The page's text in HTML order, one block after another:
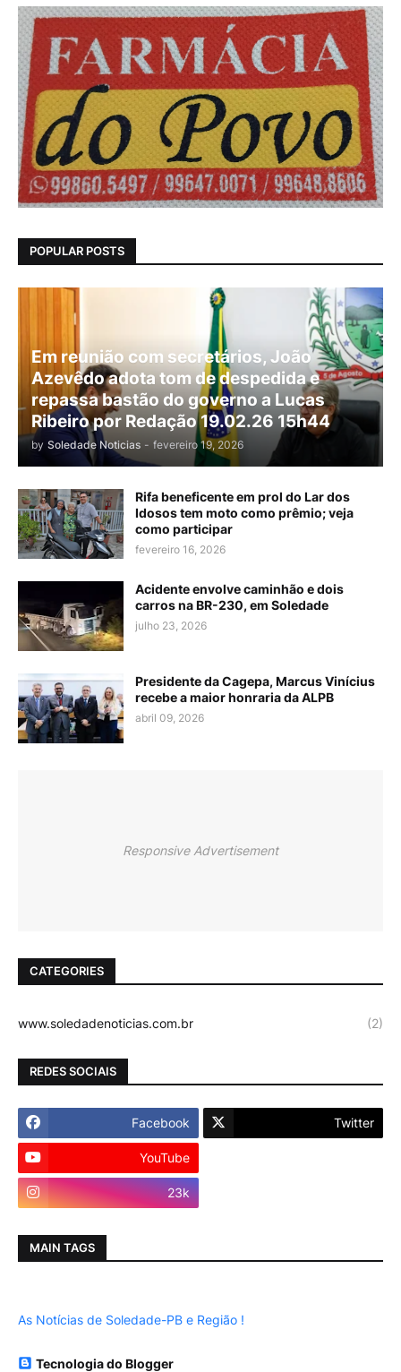
POPULAR POSTS
Em reunião com secretários, João
Azevêdo adota tom de despedida e
repassa bastão do governo a Lucas
Ribeiro por Redação 19.02.26 15h44
by Soledade Noticias - fevereiro 19, 2026
Rifa beneficente em prol do Lar dos
Idosos tem moto como prêmio; veja
como participar
fevereiro 16, 2026
Acidente envolve caminhão e dois
carros na BR-230, em Soledade
julho 23, 2026
Presidente da Cagepa, Marcus Vinícius
recebe a maior honraria da ALPB
abril 09, 2026
Responsive Advertisement
CATEGORIES
www.soledadenoticias.com.br (2)
REDES SOCIAIS
Facebook Twitter
YouTube
23k
MAIN TAGS
As Notícias de Soledade-PB e Região !
Tecnologia do Blogger